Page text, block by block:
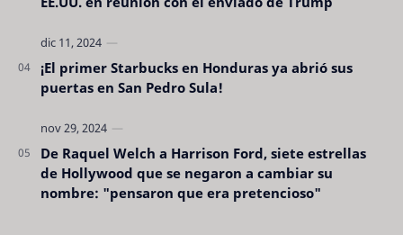
¡El primer Starbucks en Honduras ya abrió sus
puertas en San Pedro Sula!
De Raquel Welch a Harrison Ford, siete estrellas
de Hollywood que se negaron a cambiar su
nombre: "pensaron que era pretencioso"